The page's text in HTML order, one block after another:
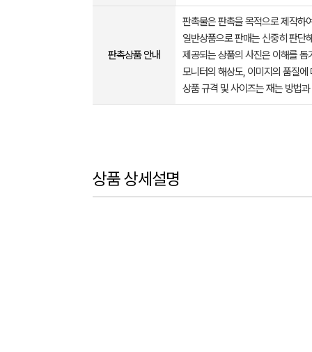
판촉상품 안내
판촉물은 판촉을 목적으로 제작하
일반상품으로 판매는 신중히 판단
제공되는 상품의 사진은 이해를
모니터의 해상도, 이미지의 품질
상품 규격 및 사이즈는 재는 방법
상품 상세설명